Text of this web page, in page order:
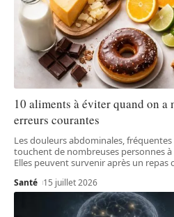
10 aliments à éviter quand on a
erreurs courantes
Les douleurs abdominales,
touchent de nombreuses personnes
Elles peuvent survenir après un repas
Santé 15 juillet 2026